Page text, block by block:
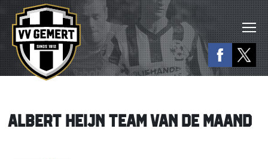
ALBERT HEIJN TEAM VAN DE MAAND